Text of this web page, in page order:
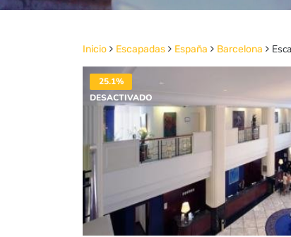
Inicio Escapadas España Barcelona
25.1%
DESACTIVADO